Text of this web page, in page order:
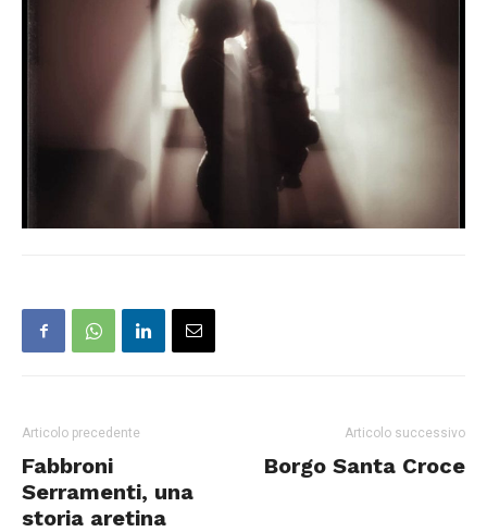
Articolo precedente
Fabbroni
Serramenti, una
storia aretina
Articolo successivo
Borgo Santa Croce